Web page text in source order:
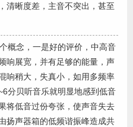
清晰度差，主音不突出，甚至
概念，一是好的评价，中高音
响展宽，并有足够的能量，声
响稍大，失真小，如用多频率
分贝听音乐就明显地感到低音
将低音过份夸张，使声音失去
扬声器箱的低频谐振峰造成共